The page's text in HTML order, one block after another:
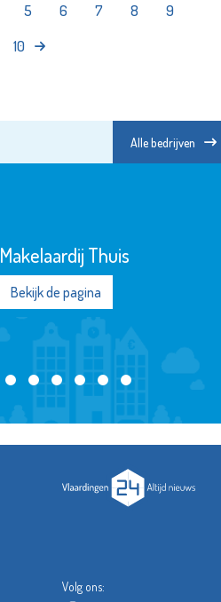
5 6 7 8
9
10
Alle bedrijven
Makelaardij Thuis
Bekijk de pagina
Volg ons: